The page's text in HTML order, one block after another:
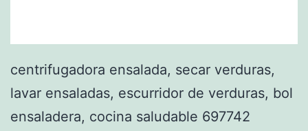
centrifugadora ensalada, secar verduras,
lavar ensaladas, escurridor de verduras, bol
ensaladera, cocina saludable 697742